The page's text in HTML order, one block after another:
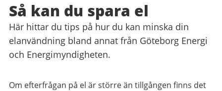
Så kan du spara el
Här hittar du tips på hur du kan minska din
elanvändning bland annat från Göteborg Energi
och Energimyndigheten.
Om efterfrågan på el är större än tillgången finns det